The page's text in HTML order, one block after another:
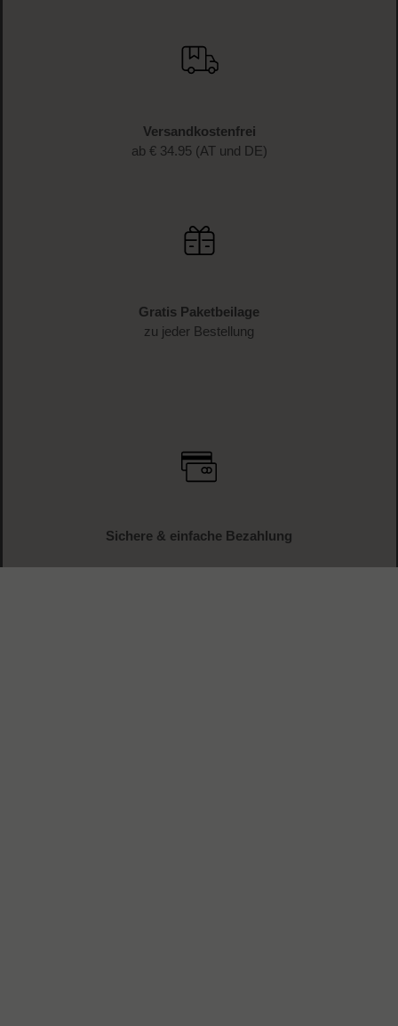
Versandkostenfrei
ab € 34.95 (AT und DE)
Gratis Paketbeilage
zu jeder Bestellung
Sichere & einfache Bezahlung